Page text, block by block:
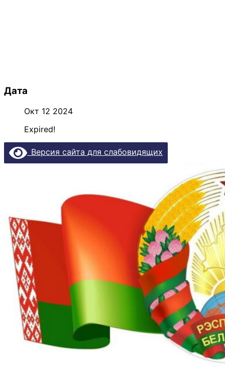
Дата
Окт 12 2024
Expired!
Версия сайта для слабовидящих